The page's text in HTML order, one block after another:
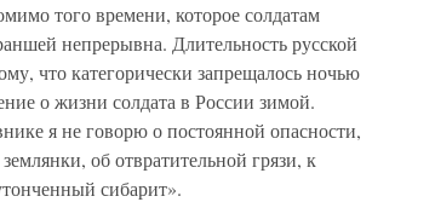
того времени, которое солдатам
непрерывна. Длительность русской
что категорически запрещалось ночью
о жизни солдата в России зимой.
я не говорю о постоянной опасности,
об отвратительной грязи, к
сибарит».